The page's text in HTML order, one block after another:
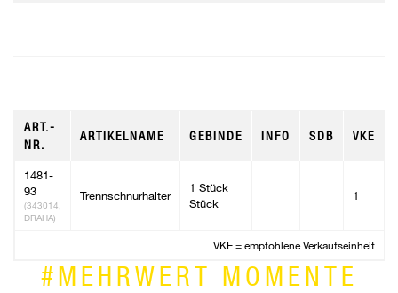
ART.-
NR.
ARTIKELNAME GEBINDE INFO SDB VKE
1481-
93
(343014,
DRAHA)
Trennschnurhalter
1 Stück
Stück
1
VKE = empfohlene Verkaufseinheit
#MEHRWERT MOMENTE